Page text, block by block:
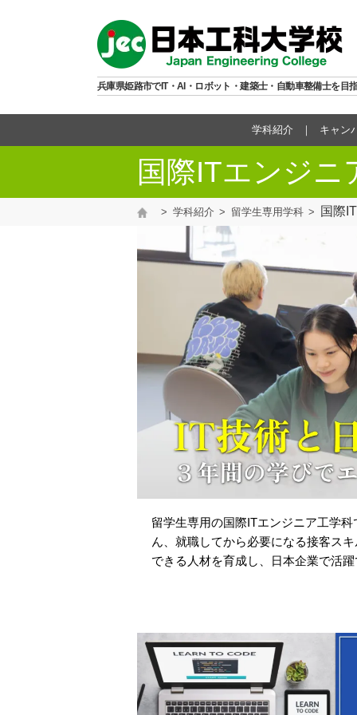
兵庫県姫路市でIT・AI・ロボット・建築士・自動車整備士を目
学科紹介 キャン
国際ITエンジニ
学科紹介 留学生専用学科 国際
留学生専用の国際ITエンジニア工学
ん、就職してから必要になる接客ス
できる人材を育成し、日本企業で活